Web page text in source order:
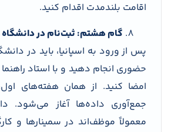
اقامت بلندمدت اقدام کنید.
گام هشتم: ثبت‌نام در
پس از ورود به اسپانیا، باید در
حضوری انجام دهید و با استاد راهنما
امضا کنید. از همان هفته‌های
جمع‌آوری داده‌ها آغاز می‌شود.
معمولاً موظف‌اند در سمینارها و